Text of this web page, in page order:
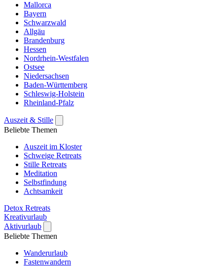
Mallorca
Bayern
Schwarzwald
Allgäu
Brandenburg
Hessen
Nordrhein-Westfalen
Ostsee
Niedersachsen
Baden-Württemberg
Schleswig-Holstein
Rheinland-Pfalz
Auszeit & Stille
Beliebte Themen
Auszeit im Kloster
Schweige Retreats
Stille Retreats
Meditation
Selbstfindung
Achtsamkeit
Detox Retreats
Kreativurlaub
Aktivurlaub
Beliebte Themen
Wanderurlaub
Fastenwandern